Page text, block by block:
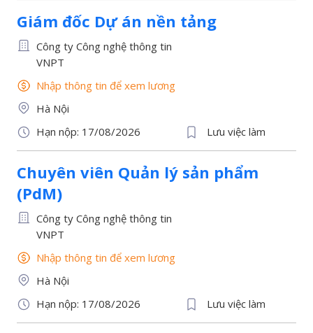
Giám đốc Dự án nền tảng
Công ty Công nghệ thông tin
VNPT
Nhập thông tin để xem lương
Hà Nội
Hạn nộp: 17/08/2026
Lưu việc làm
Chuyên viên Quản lý sản phẩm
(PdM)
Công ty Công nghệ thông tin
VNPT
Nhập thông tin để xem lương
Hà Nội
Hạn nộp: 17/08/2026
Lưu việc làm